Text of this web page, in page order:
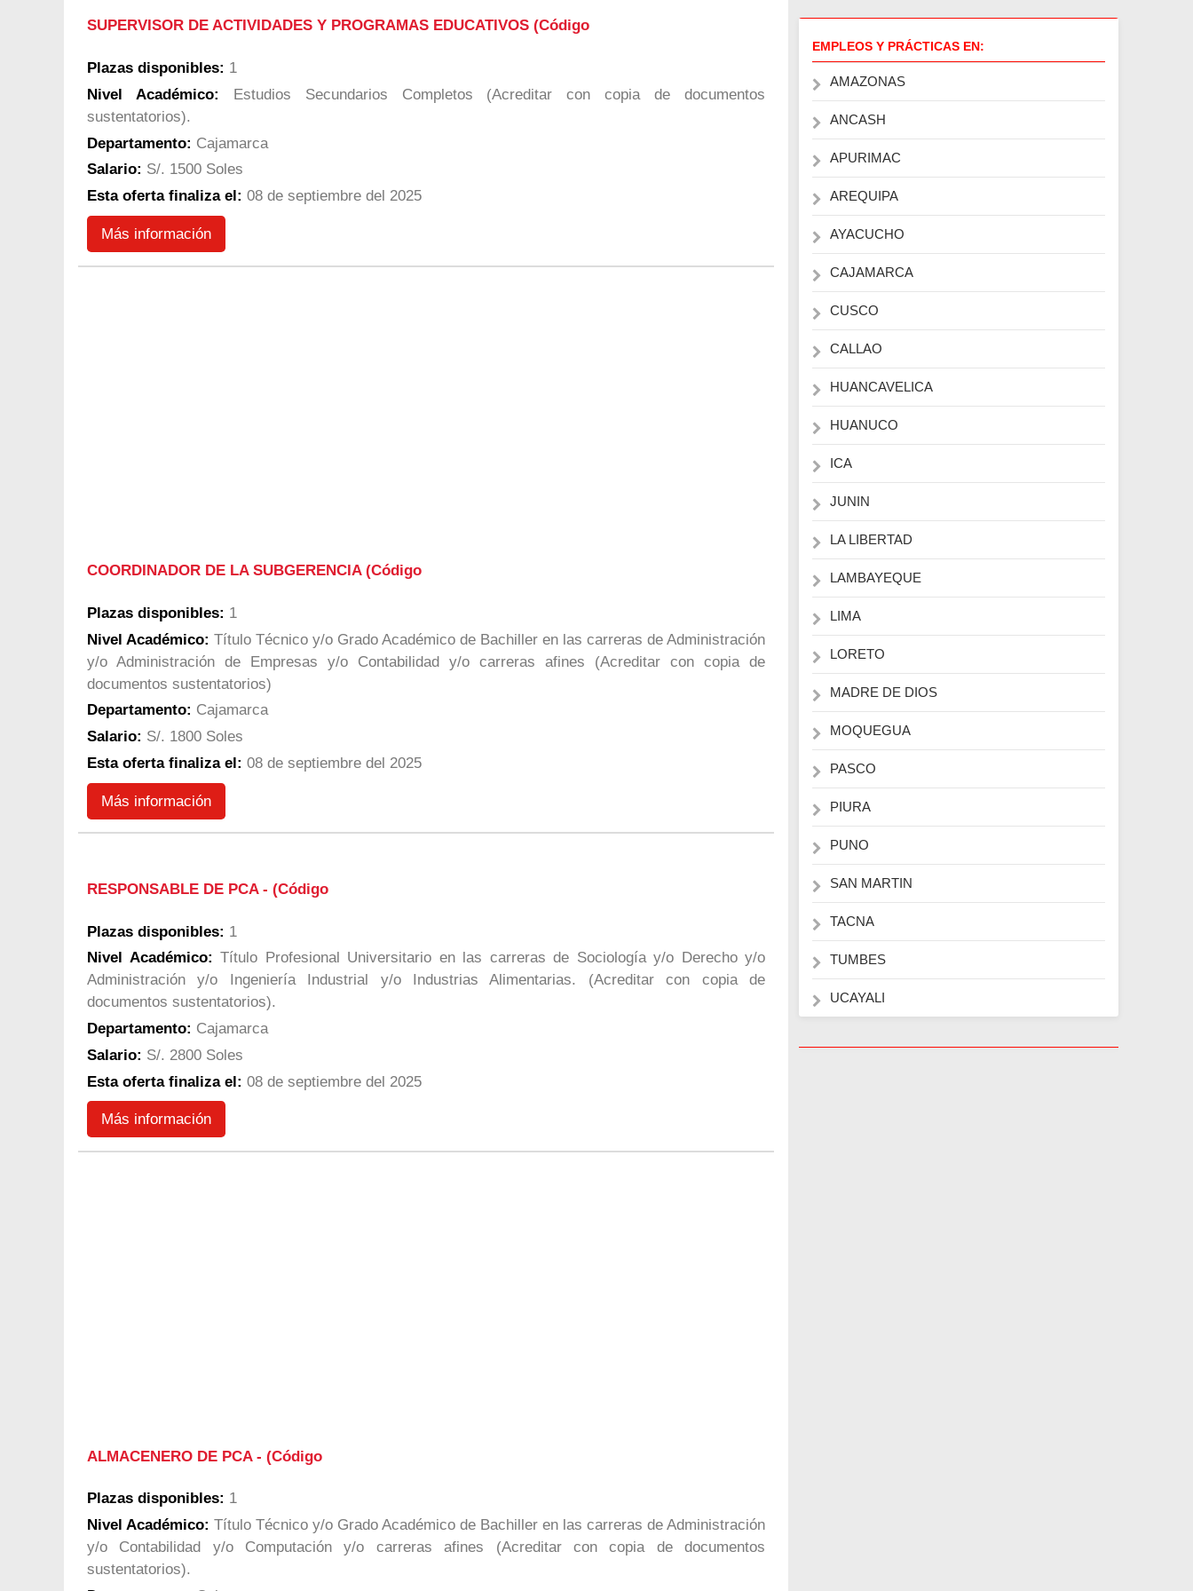
SUPERVISOR DE ACTIVIDADES Y PROGRAMAS EDUCATIVOS (Código
Plazas disponibles: 1
Nivel Académico: Estudios Secundarios Completos (Acreditar con copia de documentos
sustentatorios).
Departamento: Cajamarca
Salario: S/. 1500 Soles
Esta oferta finaliza el: 08 de septiembre del 2025
Más información
COORDINADOR DE LA SUBGERENCIA (Código
Plazas disponibles: 1
Nivel Académico: Título Técnico y/o Grado Académico de Bachiller en las carreras de Administración
y/o Administración de Empresas y/o Contabilidad y/o carreras afines (Acreditar con copia de
documentos sustentatorios)
Departamento: Cajamarca
Salario: S/. 1800 Soles
Esta oferta finaliza el: 08 de septiembre del 2025
Más información
RESPONSABLE DE PCA - (Código
Plazas disponibles: 1
Nivel Académico: Título Profesional Universitario en las carreras de Sociología y/o Derecho y/o
Administración y/o Ingeniería Industrial y/o Industrias Alimentarias. (Acreditar con copia de
documentos sustentatorios).
Departamento: Cajamarca
Salario: S/. 2800 Soles
Esta oferta finaliza el: 08 de septiembre del 2025
Más información
ALMACENERO DE PCA - (Código
Plazas disponibles: 1
Nivel Académico: Título Técnico y/o Grado Académico de Bachiller en las carreras de Administración
y/o Contabilidad y/o Computación y/o carreras afines (Acreditar con copia de documentos
sustentatorios).
EMPLEOS Y PRÁCTICAS EN:
AMAZONAS
ANCASH
APURIMAC
AREQUIPA
AYACUCHO
CAJAMARCA
CUSCO
CALLAO
HUANCAVELICA
HUANUCO
ICA
JUNIN
LA LIBERTAD
LAMBAYEQUE
LIMA
LORETO
MADRE DE DIOS
MOQUEGUA
PASCO
PIURA
PUNO
SAN MARTIN
TACNA
TUMBES
UCAYALI